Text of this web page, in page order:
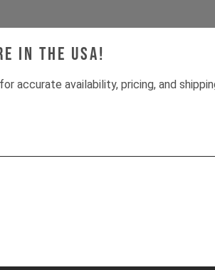
in the USA!
accurate availability, pricing, and
& Spec